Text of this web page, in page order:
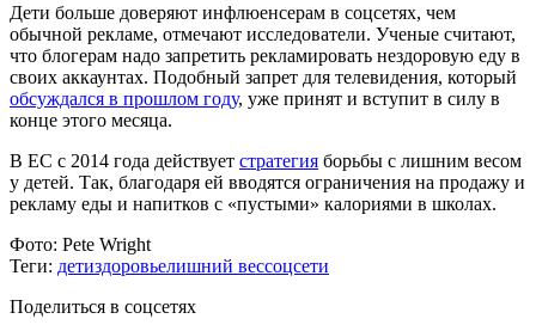
Дети больше доверяют инфлюенсерам в соцсетях, чем
обычной рекламе, отмечают исследователи. Ученые считают,
что блогерам надо запретить рекламировать нездоровую еду в
своих аккаунтах. Подобный запрет для телевидения, который
обсуждался в прошлом году, уже принят и вступит в силу в
конце этого месяца.
В ЕС с 2014 года действует стратегия борьбы с лишним весом
у детей. Так, благодаря ей вводятся ограничения на продажу и
рекламу еды и напитков с «пустыми» калориями в школах.
Фото: Pete Wright
Теги: детиздоровьелишний вессоцсети
Поделиться в соцсетях